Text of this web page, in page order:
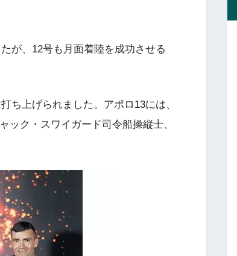
が、12号も月面着陸を成功させる
ち上げられました。アポロ13には、
ック・スワイガード司令船操縦士、